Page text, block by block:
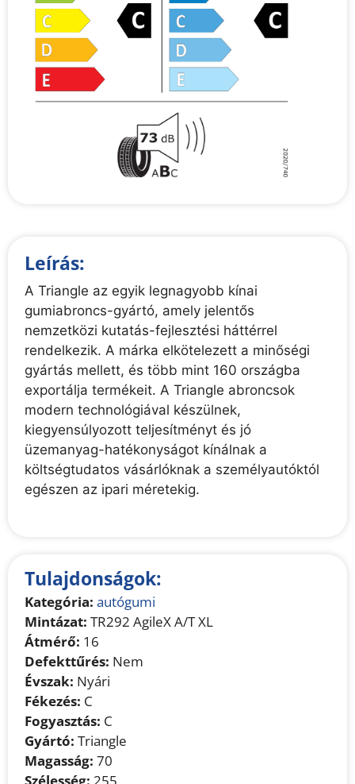
Leírás:
A Triangle az egyik legnagyobb kínai
gumiabroncs-gyártó, amely jelentős
nemzetközi kutatás-fejlesztési háttérrel
rendelkezik. A márka elkötelezett a minőségi
gyártás mellett, és több mint 160 országba
exportálja termékeit. A Triangle abroncsok
modern technológiával készülnek,
kiegyensúlyozott teljesítményt és jó
üzemanyag-hatékonyságot kínálnak a
költségtudatos vásárlóknak a személyautóktól
egészen az ipari méretekig.
Tulajdonságok:
Kategória: autógumi
Mintázat: TR292 AgileX A/T XL
Átmérő: 16
Defekttűrés: Nem
Évszak: Nyári
Fékezés: C
Fogyasztás: C
Gyártó: Triangle
Magasság: 70